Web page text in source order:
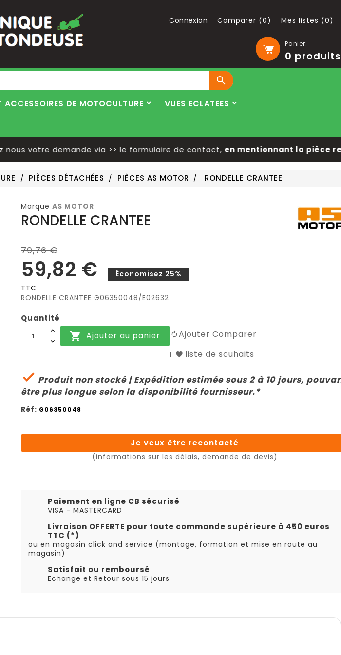
Panier:
0 produits
Connexion Comparer (0) Mes listes (0)
Blog

ACCESSOIRES DE MOTOCULTURE
VUES ECLATEES
votre demande via >> le formulaire de contact,en mentionnant la pièce
PIÈCES DÉTACHÉES PIÈCES AS MOTOR RONDELLE CRANTEE
Marque AS MOTOR
RONDELLE CRANTEE
79,76 €
59,82 €
Économisez 25%
TTC
RONDELLE CRANTEE G06350048/E02632
Quantité
 Ajouter au panier
Ajouter Comparer
liste de souhaits
 Produit non stocké | Expédition estimée sous 2 à 10 jours,
être plus longue selon la disponibilité fournisseur.*
Réf: G06350048
Je veux être recontacté
(informations sur les délais, demande de devis)
Paiement en ligne CB sécurisé
VISA - MASTERCARD
Livraison OFFERTE pour toute commande supérieure à 450 euros
TTC (*)
ou en magasin click and service (montage, formation et mise en route au
magasin)
Satisfait ou remboursé
Echange et Retour sous 15 jours